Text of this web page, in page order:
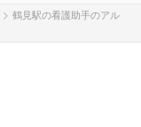
鶴見駅の看護助手のアル